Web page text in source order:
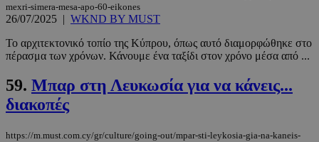
mexri-simera-mesa-apo-60-eikones
26/07/2025 | WKND BY MUST
Το αρχιτεκτονικό τοπίο της Κύπρου, όπως αυτό διαμορφώθηκε στο
πέρασμα των χρόνων. Κάνουμε ένα ταξίδι στον χρόνο μέσα από ...
59. Μπαρ στη Λευκωσία για να κάνεις...
διακοπές
https://m.must.com.cy/gr/culture/going-out/mpar-sti-leykosia-gia-na-kaneis-